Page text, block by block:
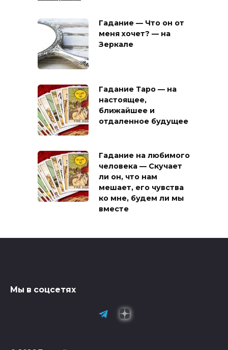
Гадание — Что он от
меня хочет? — на
Зеркале
Гадание Таро — на
настоящее,
ближайшее и
отдаленное будущее
Гадание на любимого
человека — Скучает
ли он, что нам
мешает, его чувства
ко мне, будем ли мы
вместе
Мы в соцсетях